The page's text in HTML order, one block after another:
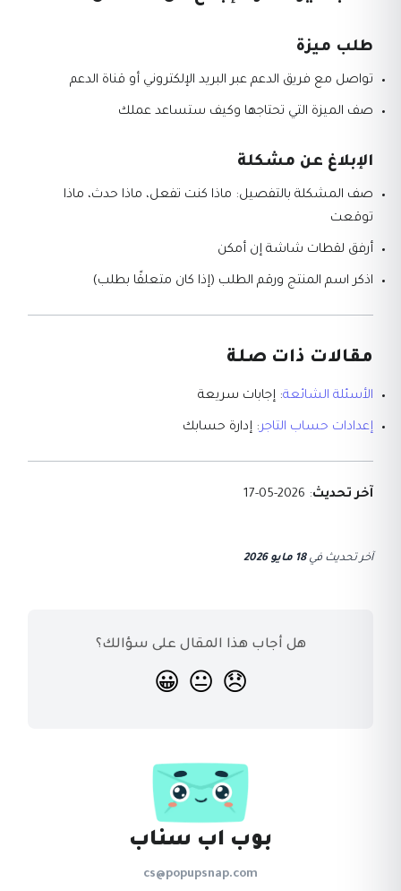
طلب ميزة
تواصل مع فريق الدعم عبر البريد الإلكتروني أو قناة الدعم
صف الميزة التي تحتاجها وكيف ستساعد عملك
الإبلاغ عن مشكلة
صف المشكلة بالتفصيل: ماذا كنت تفعل، ماذا حدث، ماذا
توقعت
أرفق لقطات شاشة إن أمكن
اذكر اسم المنتج ورقم الطلب (إذا كان متعلقًا بطلب)
مقالات ذات صلة
الأسئلة الشائعة: إجابات سريعة
إعدادات حساب التاجر: إدارة حسابك
آخر تحديث: 2026-05-17
آخر تحديث في18 مايو 2026
هل أجاب هذا المقال على سؤالك؟
😞
😐
😀
بوب اب سناب
cs@popupsnap.com